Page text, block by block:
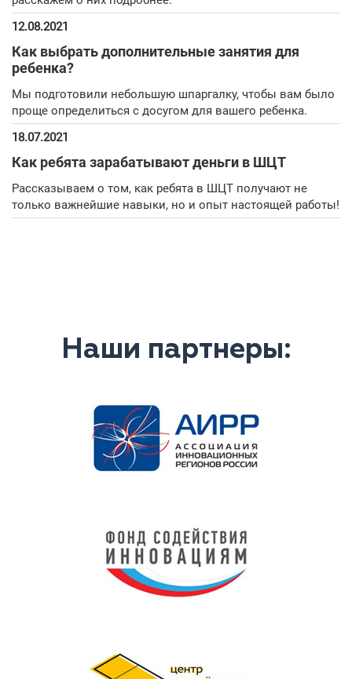
12.08.2021
Как выбрать дополнительные занятия для
ребенка?
Мы подготовили небольшую шпаргалку, чтобы вам было
проще определиться с досугом для вашего ребенка.
18.07.2021
Как ребята зарабатывают деньги в ШЦТ
Рассказываем о том, как ребята в ШЦТ получают не
только важнейшие навыки, но и опыт настоящей работы!
Наши партнеры: